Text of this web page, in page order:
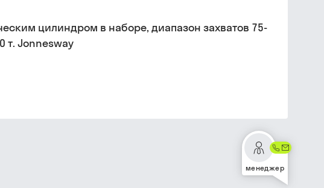
цилиндром в наборе, диапазон захватов 75-
т. Jonnesway
менеджер